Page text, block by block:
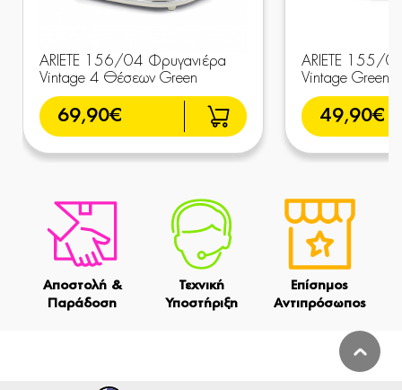
ARIETE 156/04 Φρυγανιέρα
Vintage 4 Θέσεων Green
69,90€
ARIETE 155/
Vintage Green
49,90€
Αποστολή &
Παράδοση
Τεχνική
Υποστήριξη
Επίσημος
Αντιπρόσωπος